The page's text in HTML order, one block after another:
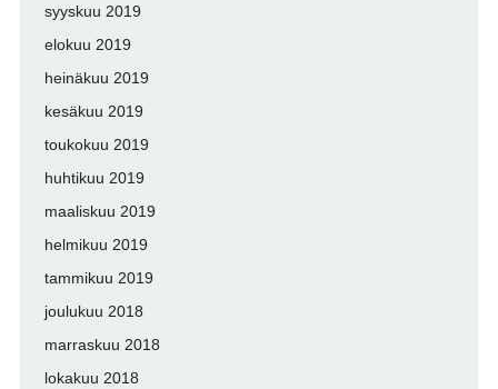
syyskuu 2019
elokuu 2019
heinäkuu 2019
kesäkuu 2019
toukokuu 2019
huhtikuu 2019
maaliskuu 2019
helmikuu 2019
tammikuu 2019
joulukuu 2018
marraskuu 2018
lokakuu 2018